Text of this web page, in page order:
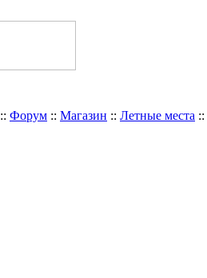
:: Форум :: Магазин :: Летные места ::